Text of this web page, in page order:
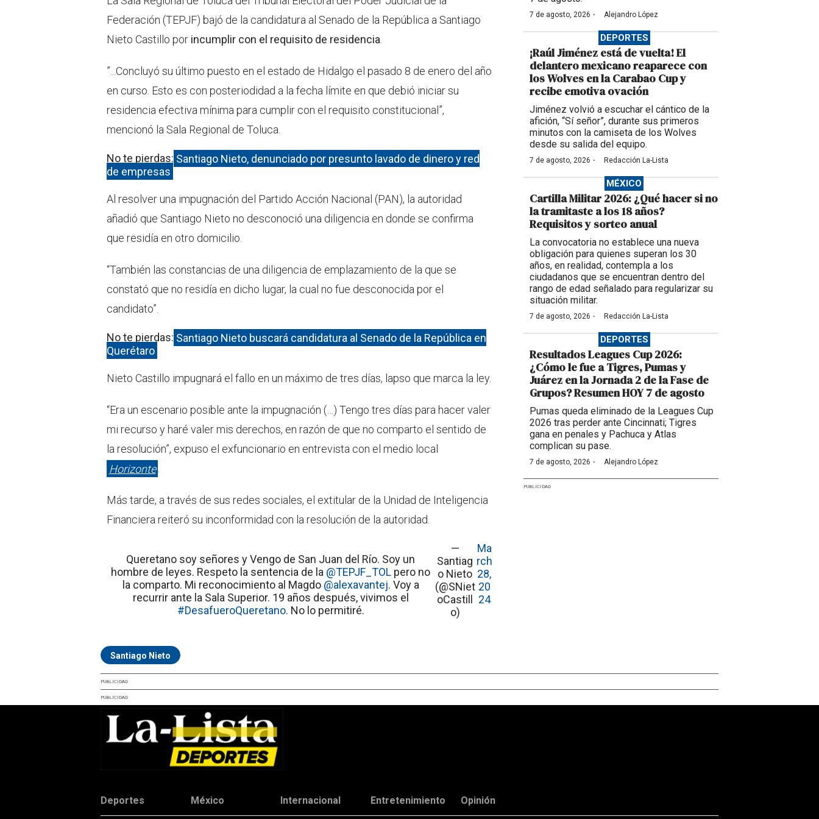
Federación (TEPJF) bajó de la candidatura al Senado de la República a Santiago
Nieto Castillo por incumplir con el requisito de residencia.
”...Concluyó su último puesto en el estado de Hidalgo el pasado 8 de enero del año
en curso. Esto es con posteriodidad a la fecha límite en que debió iniciar su
residencia efectiva mínima para cumplir con el requisito constitucional”,
mencionó la Sala Regional de Toluca.
No te pierdas: Santiago Nieto, denunciado por presunto lavado de dinero y red
de empresas
Al resolver una impugnación del Partido Acción Nacional (PAN), la autoridad
añadió que Santiago Nieto no desconoció una diligencia en donde se confirma
que residía en otro domicilio.
“También las constancias de una diligencia de emplazamiento de la que se
constató que no residía en dicho lugar, la cual no fue desconocida por el
candidato”.
No te pierdas: Santiago Nieto buscará candidatura al Senado de la República en
Querétaro
Nieto Castillo impugnará el fallo en un máximo de tres días, lapso que marca la ley.
“Era un escenario posible ante la impugnación (…) Tengo tres días para hacer valer
mi recurso y haré valer mis derechos, en razón de que no comparto el sentido de
la resolución”, expuso el exfuncionario en entrevista con el medio local
Horizonte .
Más tarde, a través de sus redes sociales, el extitular de la Unidad de Inteligencia
Financiera reiteró su inconformidad con la resolución de la autoridad.
Queretano soy señores y Vengo de San Juan del Río. Soy un
hombre de leyes. Respeto la sentencia de la @TEPJF_TOL pero no
la comparto. Mi reconocimiento al Magdo @alexavantej. Voy a
recurrir ante la Sala Superior. 19 años después, vivimos el
#DesafueroQueretano. No lo permitiré.
—
Santiag
o Nieto
(@SNiet
oCastill
o)
Ma
rch
28,
20
24
Santiago Nieto
7 de agosto, 2026 · Alejandro López
DEPORTES
¡Raúl Jiménez está de vuelta! El
delantero mexicano reaparece con
los Wolves en la Carabao Cup y
recibe emotiva ovación
Jiménez volvió a escuchar el cántico de la
afición, “Sí señor”, durante sus primeros
minutos con la camiseta de los Wolves
desde su salida del equipo.
7 de agosto, 2026 · Redacción La-Lista
MÉXICO
Cartilla Militar 2026: ¿Qué hacer si no
la tramitaste a los 18 años?
Requisitos y sorteo anual
La convocatoria no establece una nueva
obligación para quienes superan los 30
años, en realidad, contempla a los
ciudadanos que se encuentran dentro del
rango de edad señalado para regularizar su
situación militar.
7 de agosto, 2026 · Redacción La-Lista
DEPORTES
Resultados Leagues Cup 2026:
¿Cómo le fue a Tigres, Pumas y
Juárez en la Jornada 2 de la Fase de
Grupos? Resumen HOY 7 de agosto
Pumas queda eliminado de la Leagues Cup
2026 tras perder ante Cincinnati; Tigres
gana en penales y Pachuca y Atlas
complican su pase.
7 de agosto, 2026 · Alejandro López
PUBLICIDAD
PUBLICIDAD
PUBLICIDAD
Deportes México Internacional Entretenimiento Opinión